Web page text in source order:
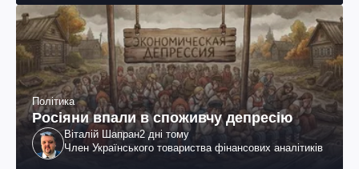
Політика
Росіяни впали в споживчу депресію
Віталій Шапран2 дні тому
Член Українського товариства фінансових аналітиків